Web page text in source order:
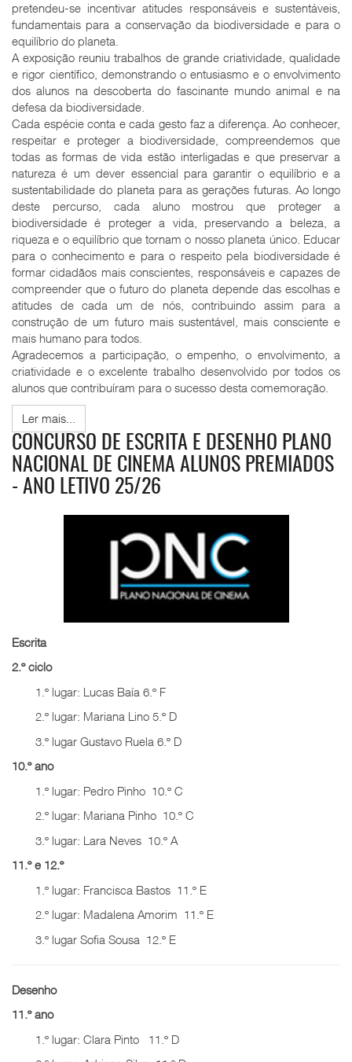
pretendeu-se incentivar atitudes responsáveis e sustentáveis,
fundamentais para a conservação da biodiversidade e para o
equilíbrio do planeta.
A exposição reuniu trabalhos de grande criatividade, qualidade
e rigor científico, demonstrando o entusiasmo e o envolvimento
dos alunos na descoberta do fascinante mundo animal e na
defesa da biodiversidade.
Cada espécie conta e cada gesto faz a diferença. Ao conhecer,
respeitar e proteger a biodiversidade, compreendemos que
todas as formas de vida estão interligadas e que preservar a
natureza é um dever essencial para garantir o equilíbrio e a
sustentabilidade do planeta para as gerações futuras. Ao longo
deste percurso, cada aluno mostrou que proteger a
biodiversidade é proteger a vida, preservando a beleza, a
riqueza e o equilíbrio que tornam o nosso planeta único. Educar
para o conhecimento e para o respeito pela biodiversidade é
formar cidadãos mais conscientes, responsáveis e capazes de
compreender que o futuro do planeta depende das escolhas e
atitudes de cada um de nós, contribuindo assim para a
construção de um futuro mais sustentável, mais consciente e
mais humano para todos.
Agradecemos a participação, o empenho, o envolvimento, a
criatividade e o excelente trabalho desenvolvido por todos os
alunos que contribuíram para o sucesso desta comemoração.
Ler mais...
CONCURSO DE ESCRITA E DESENHO PLANO
NACIONAL DE CINEMA ALUNOS PREMIADOS
- ANO LETIVO 25/26
Escrita
2.º ciclo
1.º lugar: Lucas Baía 6.º F
2.º lugar: Mariana Lino 5.º D
3.º lugar Gustavo Ruela 6.º D
10.º ano
1.º lugar: Pedro Pinho 10.º C
2.º lugar: Mariana Pinho 10.º C
3.º lugar: Lara Neves 10.º A
11.º e 12.º
1.º lugar: Francisca Bastos 11.º E
2.º lugar: Madalena Amorim 11.º E
3.º lugar Sofia Sousa 12.º E
Desenho
11.º ano
1.º lugar: Clara Pinto 11.º D